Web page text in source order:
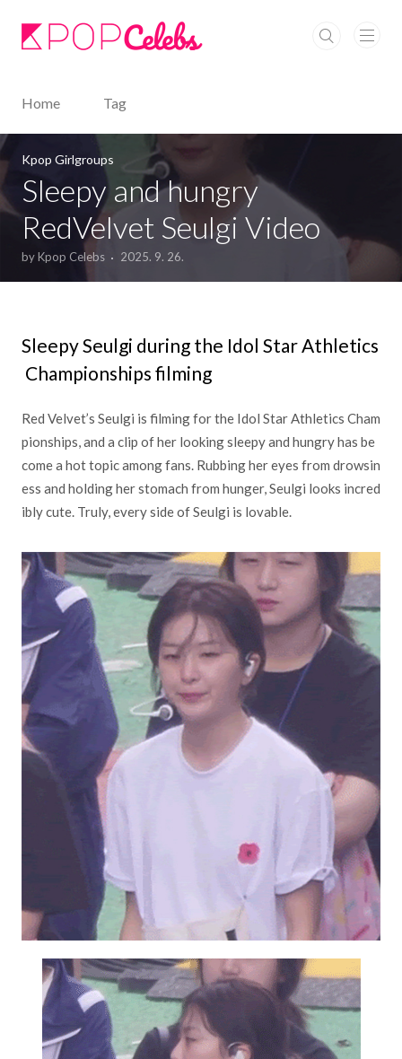
Home Tag
Kpop Girlgroups
Sleepy and hungry
RedVelvet Seulgi Video
by Kpop Celebs 2025. 9. 26.
Sleepy Seulgi during the Idol Star Athletics
Championships filming
Red Velvet’s Seulgi is filming for the Idol Star Athletics Cham
pionships, and a clip of her looking sleepy and hungry has be
come a hot topic among fans. Rubbing her eyes from drowsin
ess and holding her stomach from hunger, Seulgi looks incred
ibly cute. Truly, every side of Seulgi is lovable.